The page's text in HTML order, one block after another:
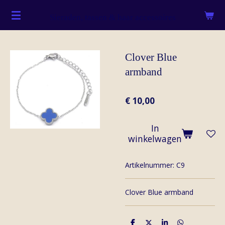
Ga
hoofdinhoud
Clover Blue
armband
€ 10,00
In
winkelwagen
Artikelnummer: C9
Clover Blue armband